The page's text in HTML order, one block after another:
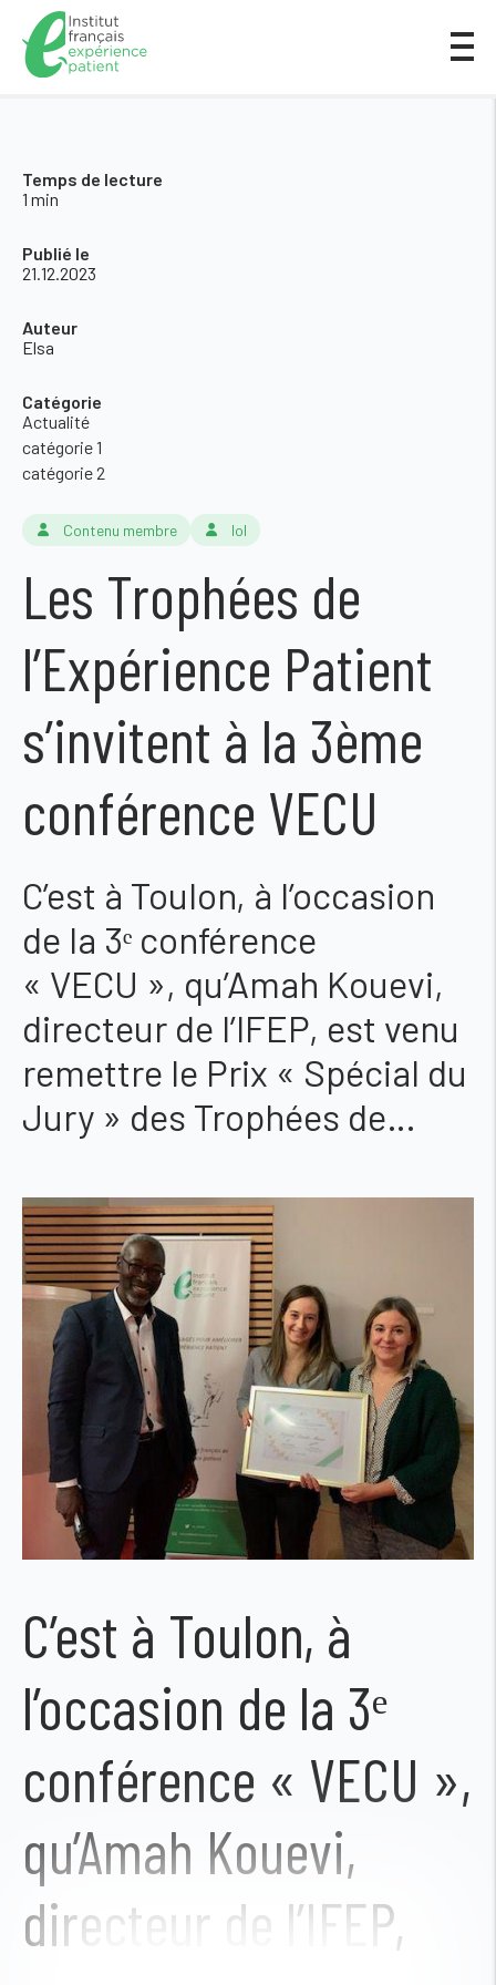
Temps de lecture
1 min
Publié le
21.12.2023
Auteur
Elsa
Catégorie
Actualité
catégorie 1
catégorie 2
Contenu membre lol
Les Trophées de
l’Expérience Patient
s’invitent à la 3ème
conférence VECU
C’est à Toulon, à l’occasion
de la 3ᵉ conférence
« VECU », qu’Amah Kouevi,
directeur de l’IFEP, est venu
remettre le Prix « Spécial du
Jury » des Trophées de…
C’est à Toulon, à
l’occasion de la 3ᵉ
conférence « VECU »,
qu’Amah Kouevi,
directeur de l’IFEP,